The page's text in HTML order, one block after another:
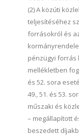
(2) A közúti
teljesítéséhez
forrásokról és
pénzügyi forrás
mellékletben
és 52. sora
49., 51. és 53.
műszaki és
– megállapított
beszedett